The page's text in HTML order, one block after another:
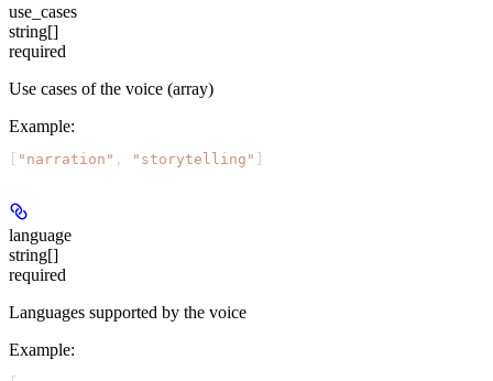
use_cases
string[]
required
Use cases of the voice (array)
Example:
"narration" , "storytelling"
language
string[]
required
Languages supported by the voice
Example: